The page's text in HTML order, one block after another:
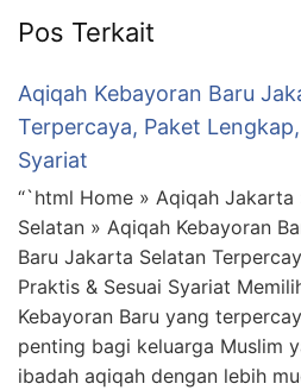
Pos Terkait
Aqiqah Kebayoran Baru
Terpercaya, Paket
Syariat
“`html Home » Aqiqah
Selatan » Aqiqah Kebayoran
Baru Jakarta Selatan
Praktis & Sesuai Syariat
Kebayoran Baru yang
penting bagi keluarga Muslim
ibadah aqiqah dengan lebih